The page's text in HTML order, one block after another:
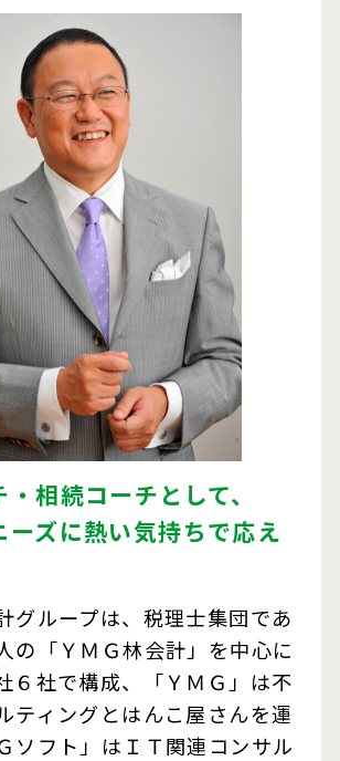
相続コーチとして、
ーズに熱い気持ちで応え
グループは、税理士集団であ
の「ＹＭＧ林会計」を中心に
６社で構成、「ＹＭＧ」は不
ティングとはんこ屋さんを運
ソフト」はＩＴ関連コンサル